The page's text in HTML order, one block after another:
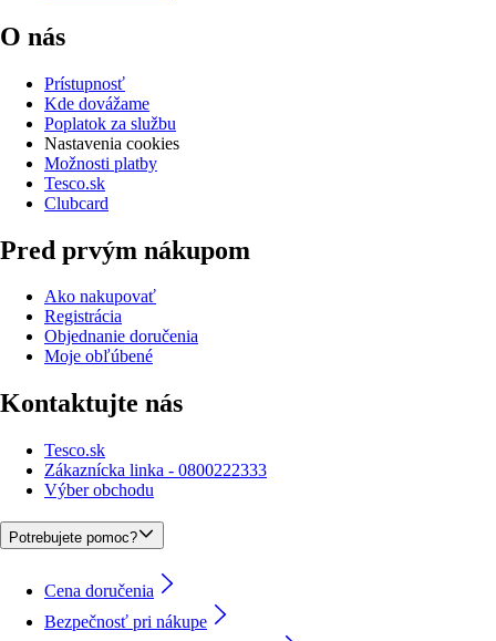
O nás
Prístupnosť
Kde dovážame
Poplatok za službu
Nastavenia cookies
Možnosti platby
Tesco.sk
Clubcard
Pred prvým nákupom
Ako nakupovať
Registrácia
Objednanie doručenia
Moje obľúbené
Kontaktujte nás
Tesco.sk
Zákaznícka linka - 0800222333
Výber obchodu
Potrebujete pomoc?
Cena doručenia
Bezpečnosť pri nákupe